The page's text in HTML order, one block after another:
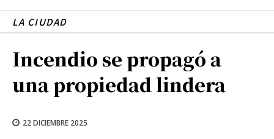
LA CIUDAD
Incendio se propagó a
una propiedad lindera
22 DICIEMBRE 2025